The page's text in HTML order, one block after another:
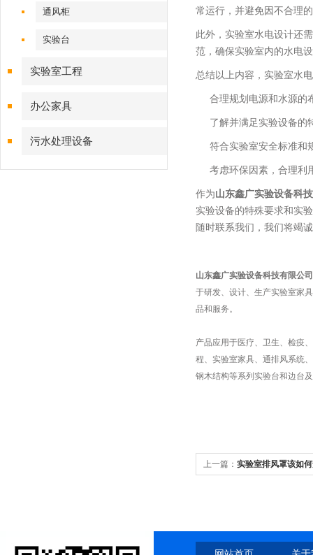
通风柜
实验台
实验室工程
办公家具
污水处理设备
常运行，并避免因不合理
此外，实验室水电设计还
范，确保实验室内的水电
总结以上内容，实验室水
合理规划电源和水源的
了解并满足实验设备的
符合实验室安全标准和
考虑环保因素，合理利
作为山东鑫广实验设备科
实验设备的特殊要求和实
随时联系我们，我们将竭
山东鑫广实验设备科技有限公司
于研发、设计、生产实验室家
品和服务。
产品应用于医疗、卫生、检疫
程、实验室家具、通排风系统
钢木结构等系列实验台和边台
上一篇： 实验室排风罩该如